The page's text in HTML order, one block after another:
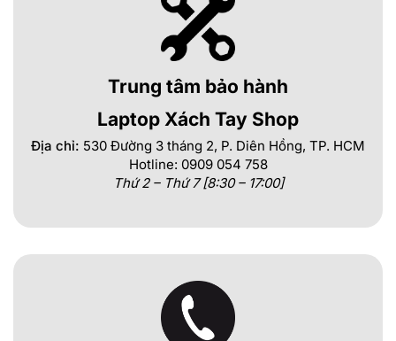
Trung tâm bảo hành
Laptop Xách Tay Shop
Địa chỉ: 530 Đường 3 tháng 2, P. Diên Hồng, TP. HCM
Hotline: 0909 054 758
Thứ 2 – Thứ 7 [8:30 – 17:00]